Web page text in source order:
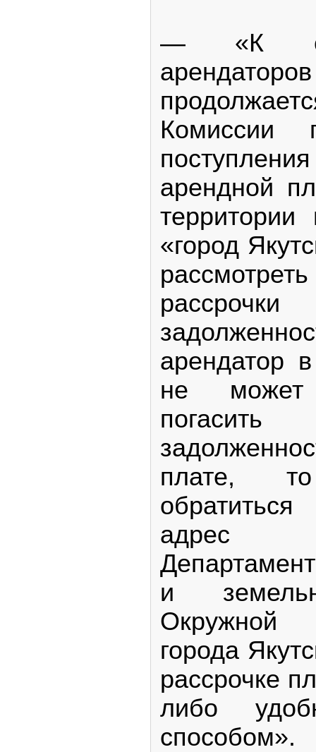
— «К
Комиссии
арендной
территории
«город
арендатор
не может
плате,
адрес
и
Окружной
города
рассрочке
либо
способом».